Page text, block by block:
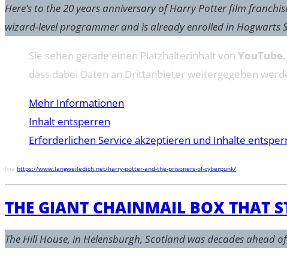
Here’s to the 20 years anniversary of Harry Potter film
wizard-level programmer and is already enrolled in Hogwarts
Sie sehen gerade einen Platzhalterinhalt von YouTube
dass dabei Daten an Drittanbieter weitergegeben
Mehr Informationen
Inhalt entsperren
Erforderlichen Service akzeptieren und Inhalte
(via https://www.langweiledich.net/harry-potter-and-the-prisoners-of-cyberpunk/)
THE GIANT CHAINMAIL BOX THAT
The Hill House, in Helensburgh, Scotland was decades